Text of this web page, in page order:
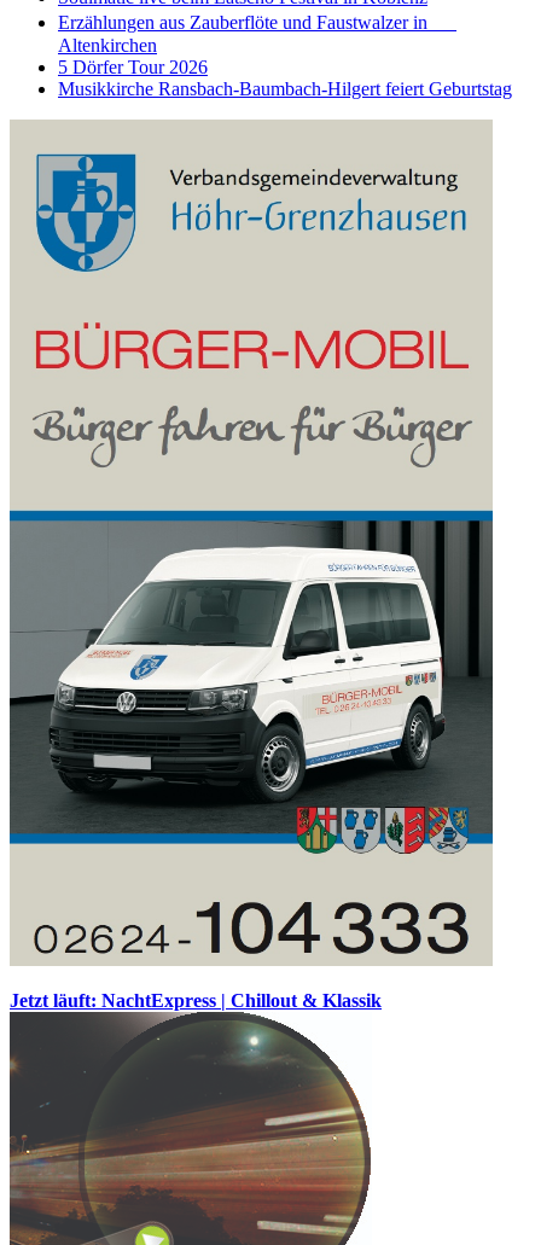
Erzählungen aus Zauberflöte und Faustwalzer in
Altenkirchen
5 Dörfer Tour 2026
Musikkirche Ransbach-Baumbach-Hilgert feiert Geburtstag
Jetzt läuft: NachtExpress | Chillout & Klassik